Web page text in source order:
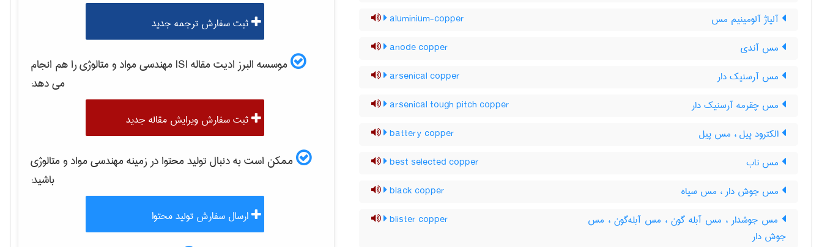
آلیاژ آلومینیم مس aluminium-copper
مس آندی anode copper
مس آرسنیک دار arsenical copper
مس چقرمه آرسنیک دار arsenical tough pitch copper
الکترود پیل ، مس پیل battery copper
مس ناب best selected copper
مس جوش دار ، مس سیاه black copper
مس جوشدار ، مس آبله گون ، مس آبله‌گون ، مس
جوش دار
blister copper
ثبت سفارش ترجمه جدید
موسسه البرز ادیت مقاله ISI مهندسی مواد و متالوژیرا هم انجام
می دهد:
ثبت سفارش ویرایش مقاله جدید
ممکن است به دنبال تولید محتوا در زمینهمهندسی مواد و متالوژی
باشید:
ارسال سفارش تولید محتوا